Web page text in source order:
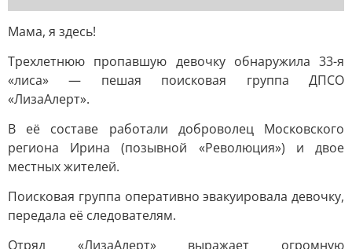
Мама, я здесь!
Трехлетнюю пропавшую девочку обнаружила 33-я
«лиса» — пешая поисковая группа ДПСО
«ЛизаАлерт».
В её составе работали доброволец Московского
региона Ирина (позывной «Революция») и двое
местных жителей.
Поисковая группа оперативно эвакуировала девочку,
передала её следователям.
Отряд «ЛизаАлерт» выражает огромную